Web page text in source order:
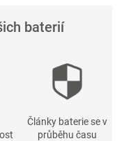
baterií
Články baterie se v
průběhu času